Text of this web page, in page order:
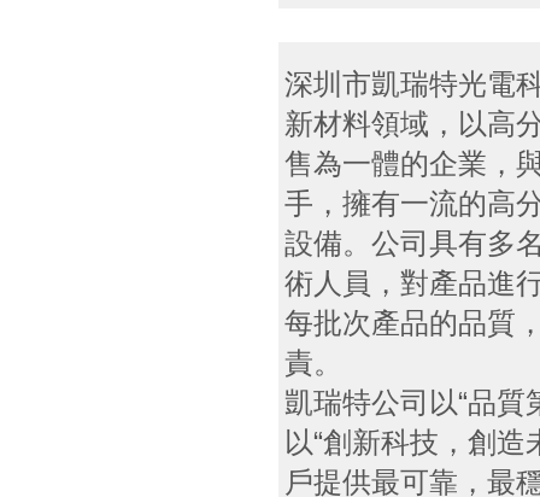
深圳市凱瑞特光電
新材料領域，以高
售為一體的企業，
手，擁有一流的高
設備。公司具有多
術人員，對產品進
每批次產品的品質
責。
凱瑞特公司以“品質
以“創新科技，創造
戶提供最可靠，最